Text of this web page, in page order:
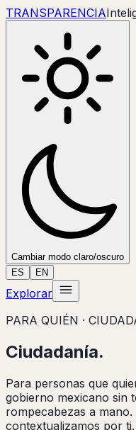
TRANSPARENCIA
Cambiar modo claro/oscuro
ES
EN
Explorar
PARA QUIÉN ·
Ciudadanía.
Para personas que
gobierno mexicano sin
rompecabezas a
contextualizamos por ti.